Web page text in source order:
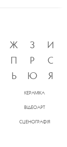
Ж З
И
П Р
С
Ь Ю Я
КЕРАМІКА
ВІДЕОАРТ
СЦЕНОГРАФІЯ